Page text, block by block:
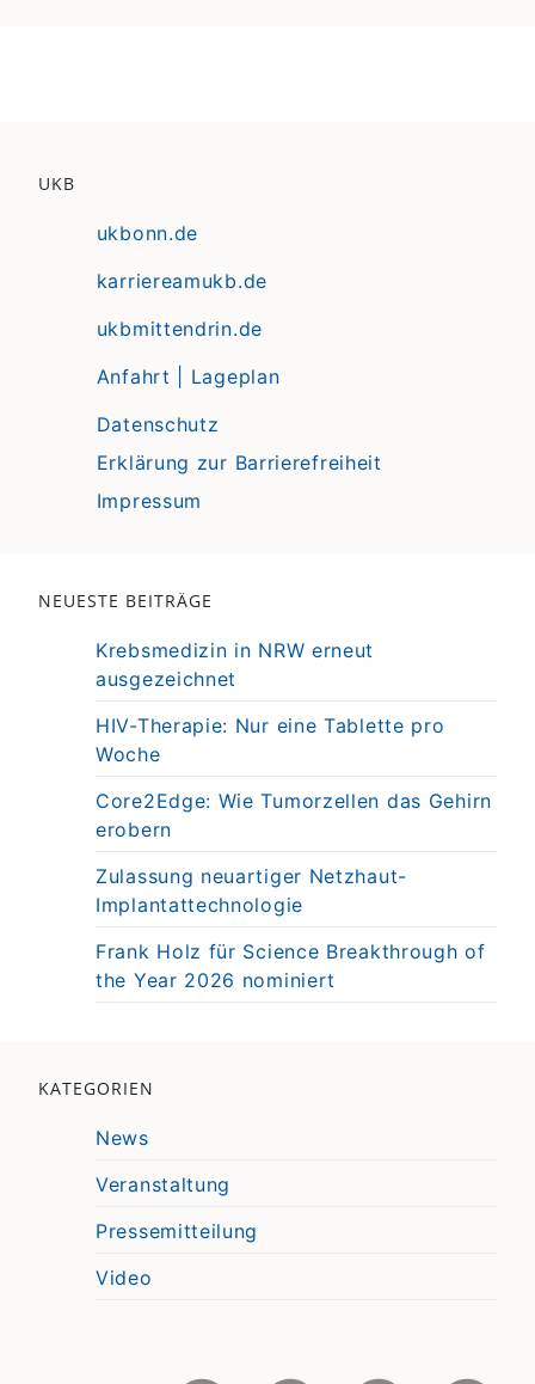
UKB
ukbonn.de
karriereamukb.de
ukbmittendrin.de
Anfahrt | Lageplan
Datenschutz
Erklärung zur Barrierefreiheit
Impressum
NEUESTE BEITRÄGE
Krebsmedizin in NRW erneut
ausgezeichnet
HIV-Therapie: Nur eine Tablette pro
Woche
Core2Edge: Wie Tumorzellen das Gehirn
erobern
Zulassung neuartiger Netzhaut-
Implantattechnologie
Frank Holz für Science Breakthrough of
the Year 2026 nominiert
KATEGORIEN
News
Veranstaltung
Pressemitteilung
Video